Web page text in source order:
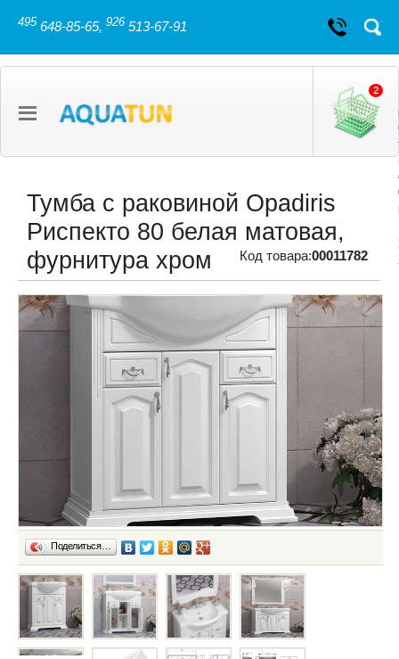
495 648-85-65, 926 513-67-91
2
Тумба с раковиной Opadiris
Риспекто 80 белая матовая,
фурнитура хром
Код товара:00011782
Поделиться…